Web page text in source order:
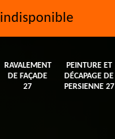
indisponible
RAVALEMENT
DE FAÇADE
27
PEINTURE ET
DÉCAPAGE DE
PERSIENNE 27